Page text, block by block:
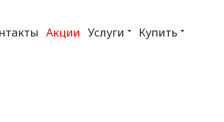
Акции Услуги Купить